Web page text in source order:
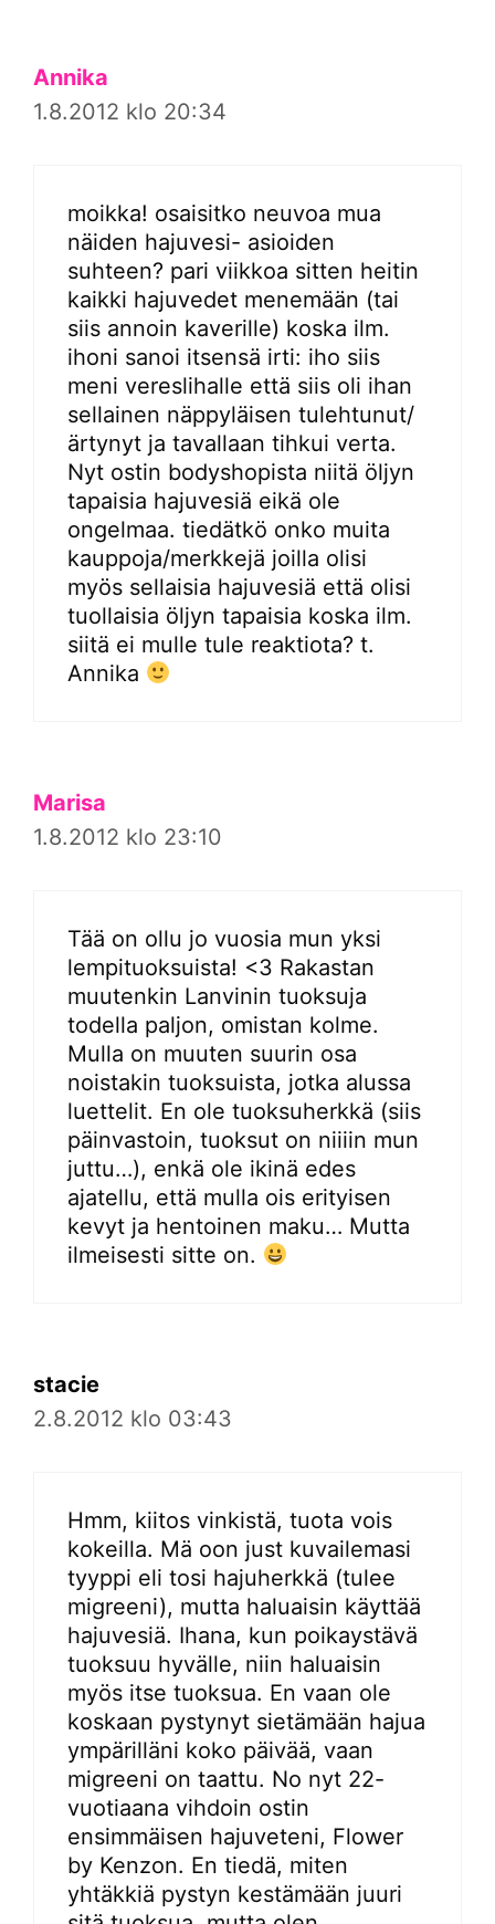
Annika
1.8.2012 klo 20:34
moikka! osaisitko neuvoa mua
näiden hajuvesi- asioiden
suhteen? pari viikkoa sitten heitin
kaikki hajuvedet menemään (tai
siis annoin kaverille) koska ilm.
ihoni sanoi itsensä irti: iho siis
meni vereslihalle että siis oli ihan
sellainen näppyläisen tulehtunut/
ärtynyt ja tavallaan tihkui verta.
Nyt ostin bodyshopista niitä öljyn
tapaisia hajuvesiä eikä ole
ongelmaa. tiedätkö onko muita
kauppoja/merkkejä joilla olisi
myös sellaisia hajuvesiä että olisi
tuollaisia öljyn tapaisia koska ilm.
siitä ei mulle tule reaktiota? t.
Annika
Marisa
1.8.2012 klo 23:10
Tää on ollu jo vuosia mun yksi
lempituoksuista! <3 Rakastan
muutenkin Lanvinin tuoksuja
todella paljon, omistan kolme.
Mulla on muuten suurin osa
noistakin tuoksuista, jotka alussa
luettelit. En ole tuoksuherkkä (siis
päinvastoin, tuoksut on niiiin mun
juttu…), enkä ole ikinä edes
ajatellu, että mulla ois erityisen
kevyt ja hentoinen maku… Mutta
ilmeisesti sitte on.
stacie
2.8.2012 klo 03:43
Hmm, kiitos vinkistä, tuota vois
kokeilla. Mä oon just kuvailemasi
tyyppi eli tosi hajuherkkä (tulee
migreeni), mutta haluaisin käyttää
hajuvesiä. Ihana, kun poikaystävä
tuoksuu hyvälle, niin haluaisin
myös itse tuoksua. En vaan ole
koskaan pystynyt sietämään hajua
ympärilläni koko päivää, vaan
migreeni on taattu. No nyt 22-
vuotiaana vihdoin ostin
ensimmäisen hajuveteni, Flower
by Kenzon. En tiedä, miten
yhtäkkiä pystyn kestämään juuri